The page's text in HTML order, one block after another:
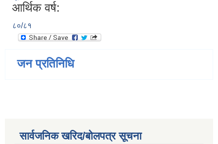
आर्थिक वर्ष:
८०/८१
जन प्रतिनिधि
सार्वजनिक खरिद/बोलपत्र सूचना